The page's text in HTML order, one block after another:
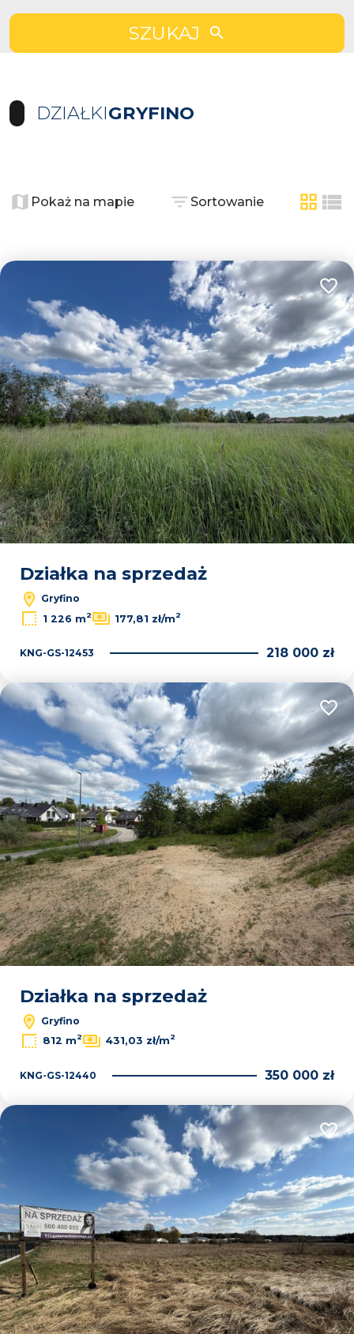
SZUKAJ
DZIAŁKIGRYFINO
−
Leaflet|© OpenMapTiles© OpenStreetMap contributors
Pokaż na mapie Sortowanie
tabela
Działka na sprzedaż
Gryfino
1 226 m2 177,81 zł/m2
KNG-GS-12453 218 000 zł
Działka na sprzedaż
Gryfino
812 m2 431,03 zł/m2
KNG-GS-12440 350 000 zł